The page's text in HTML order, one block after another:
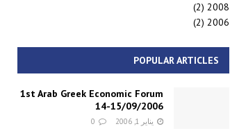
2008
(2)
2006
(2)
POPULAR ARTICLES
1st Arab Greek Economic Forum
14-15/09/2006
يناير 1, 2006 0